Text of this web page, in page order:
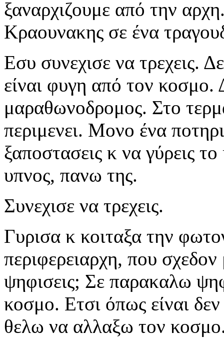
ξαναρχιζουμε από την
Κραουνακης σε ένα
Εσυ συνεχισε να τρεχεις.
είναι φυγη από τον κοσμο.
μαραθωνοδρομος. Στο
περιμενει. Μονο ένα
ξαποστασεις κ να γύρεις
υπνος, πανω της.
Συνεχισε να τρεχεις.
Γυρισα κ κοιταξα την
περιφερειαρχη, που
ψηφισεις; Σε παρακαλω
κοσμο. Ετσι όπως είναι
θελω να αλλαξω τον